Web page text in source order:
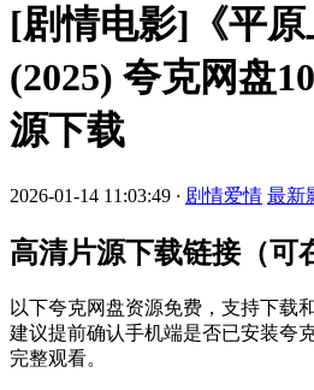
[剧情电影]《平原
(2025) 夸克网盘
源下载
2026-01-14 11:03:49 · 剧情爱情 最新
高清片源下载链接（可
以下夸克网盘资源免费，支持下载
建议提前确认手机端是否已安装夸
完整观看。